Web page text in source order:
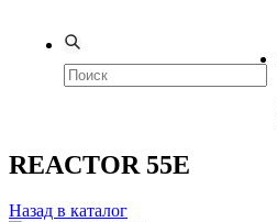
REACTOR 55E
Назад в каталог